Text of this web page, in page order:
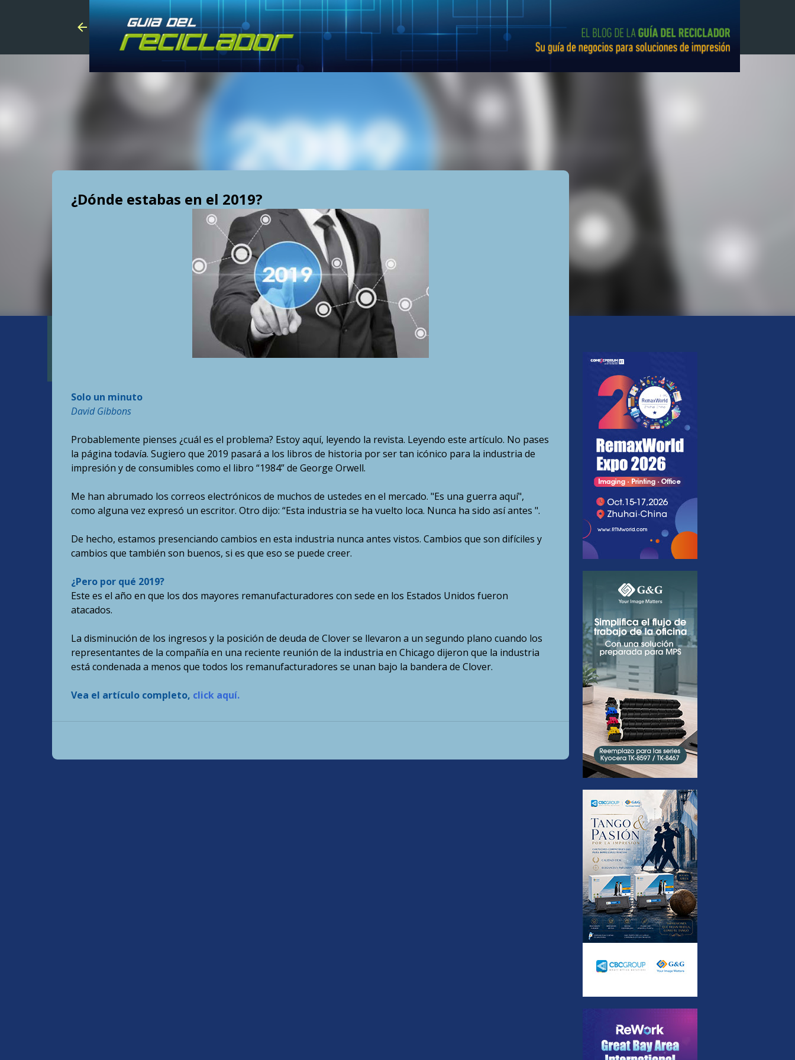
Skip to main content
¿Dónde estabas en el 2019?
Solo un minuto
David Gibbons
Probablemente pienses ¿cuál es el problema? Estoy aquí, leyendo la revista. Leyendo este artículo. No pases
la página todavía. Sugiero que 2019 pasará a los libros de historia por ser tan icónico para la industria de
impresión y de consumibles como el libro “1984” de George Orwell.
Me han abrumado los correos electrónicos de muchos de ustedes en el mercado. "Es una guerra aquí",
como alguna vez expresó un escritor. Otro dijo: “Esta industria se ha vuelto loca. Nunca ha sido así antes ".
De hecho, estamos presenciando cambios en esta industria nunca antes vistos. Cambios que son difíciles y
cambios que también son buenos, si es que eso se puede creer.
¿Pero por qué 2019?
Este es el año en que los dos mayores remanufacturadores con sede en los Estados Unidos fueron
atacados.
La disminución de los ingresos y la posición de deuda de Clover se llevaron a un segundo plano cuando los
representantes de la compañía en una reciente reunión de la industria en Chicago dijeron que la industria
está condenada a menos que todos los remanufacturadores se unan bajo la bandera de Clover.
Vea el artículo completo, click aquí.